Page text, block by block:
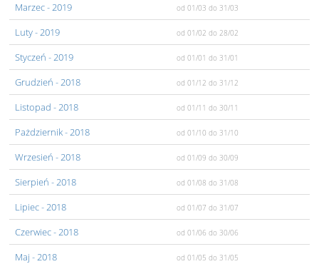
Marzec- 2019 od 01/03 do 31/03
Luty- 2019 od 01/02 do 28/02
Styczeń - 2019 od 01/01 do 31/01
Grudzień - 2018 od 01/12 do 31/12
Listopad - 2018 od 01/11 do 30/11
Pażdziernik- 2018 od 01/10 do 31/10
Wrzesień - 2018 od 01/09 do 30/09
Sierpień - 2018 od 01/08 do 31/08
Lipiec- 2018 od 01/07 do 31/07
Czerwiec- 2018 od 01/06 do 30/06
Maj - 2018 od 01/05 do 31/05